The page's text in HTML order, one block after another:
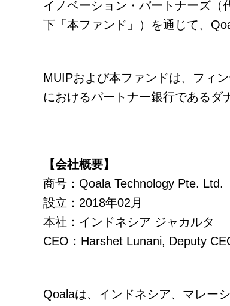
イノベーション・パートナーズ
下「本ファンド」）を通じて、
MUIPおよび本ファンドは、フィ
におけるパートナー銀行であるダ
【会社概要】
商号：Qoala Technology Pte. Ltd.
設立：2018年02月
本社：インドネシア ジャカルタ
CEO：Harshet Lunani, Deputy
Qoalaは、インドネシア、マレー